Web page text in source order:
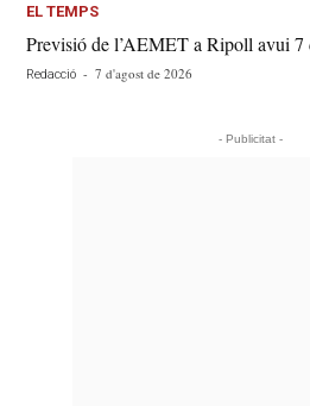
EL TEMPS
Previsió de l’AEMET a Ripoll avui 7
Redacció - 7 d'agost de 2026
- Publicitat -